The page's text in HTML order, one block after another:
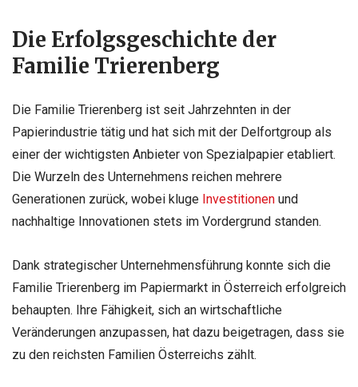
Die Erfolgsgeschichte der
Familie Trierenberg
Die Familie Trierenberg ist seit Jahrzehnten in der
Papierindustrie tätig und hat sich mit der Delfortgroup als
einer der wichtigsten Anbieter von Spezialpapier etabliert.
Die Wurzeln des Unternehmens reichen mehrere
Generationen zurück, wobei kluge Investitionen und
nachhaltige Innovationen stets im Vordergrund standen.
Dank strategischer Unternehmensführung konnte sich die
Familie Trierenberg im Papiermarkt in Österreich erfolgreich
behaupten. Ihre Fähigkeit, sich an wirtschaftliche
Veränderungen anzupassen, hat dazu beigetragen, dass sie
zu den reichsten Familien Österreichs zählt.